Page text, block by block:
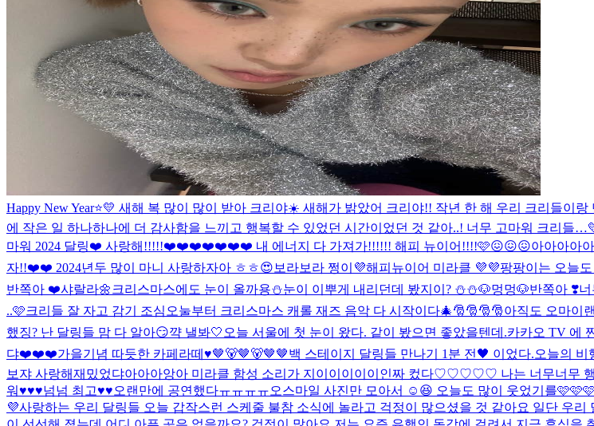
Happy New Year⭐️💛 새해 복 많이 많이 받아 크리야☀️ 새해가 밝았어 크리야!! 작년 한 해 우리 크리들이
에 작은 일 하나하나에 더 감사함을 느끼고 행복할 수 있었던 시간이었던 것 같아..! 너무 고마워 크리들
마워 2024 달링❤️ 사랑해!!!!!❤️❤️❤️❤️❤️❤️❤️ 내 에너지 다 가져가!!!!!! 해피 뉴이어!!!!🩷😖😖😖아아아아
자!!❤️❤️ 2024년두 많이 마니 사랑하자아 ㅎㅎ😍 보라보라 쩡이💜해피뉴이어 미라클 💜💜팡팡이는 오늘
반쪽아 ❤️샤랄라🌼 크리스마스에도 눈이 올까용⛄️눈이 이뿌게 내리던데 봤지이? ⛄️⛄️🐶멍멍🐶반쪽아 ❣️
..🩷크리들 잘 자고 감기 조심 오눌부터 크리스마스 캐롤 재즈 음악 다 시작이다🎄🎅🎅🎅🎅아직도 오마이
했징? 난 달링들 맘 다 알아😏꺅 낼봐🤍 오늘 서울에 첫 눈이 왔다. 같이 봤으면 좋았을텐데.카카오 TV 에
댜❤️❤️❤️가을기념 따듯한 카페라떼♥🤎🐻🤎🐻🤎🤎백 스테이지 달링들 만나기 1분 전🖤 이었다.오늘의 비
보쟈 사랑해재밌었댜아아아앙아 미라클 함성 소리가 지이이이이이인짜 컸다♡♡♡♡♡ 나는 너무너무
워♥♥♥넘넘 최고♥♥오랜만에 공연했다ㅠㅠㅠㅠ오스마일 사진만 모아서 ☺️😆 오늘도 많이 웃었기를🩷🩷🩷
💜사랑하는 우리 달링들 오늘 갑작스런 스케줄 불참 소식에 놀라고 걱정이 많으셨을 것 같아요 일단 우